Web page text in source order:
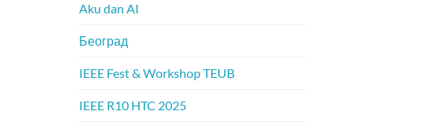
Aku dan AI
Београд
IEEE Fest & Workshop TEUB
IEEE R10 HTC 2025